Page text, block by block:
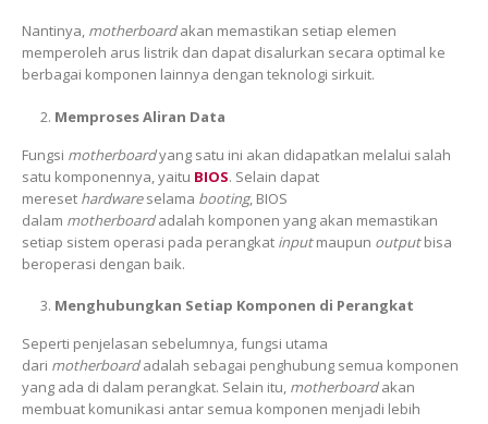
Nantinya, motherboardakan memastikan setiap elemen
memperoleh arus listrik dan dapat disalurkan secara optimal ke
berbagai komponen lainnya dengan teknologi sirkuit.
Memproses Aliran Data
Fungsi motherboardyang satu ini akan didapatkan melalui salah
satu komponennya, yaitu BIOS. Selain dapat
mereset hardwareselama booting, BIOS
dalam motherboardadalah komponen yang akan memastikan
setiap sistem operasi pada perangkat inputmaupun outputbisa
beroperasi dengan baik.
Menghubungkan Setiap Komponen di Perangkat
Seperti penjelasan sebelumnya, fungsi utama
dari motherboardadalah sebagai penghubung semua komponen
yang ada di dalam perangkat. Selain itu, motherboardakan
membuat komunikasi antar semua komponen menjadi lebih